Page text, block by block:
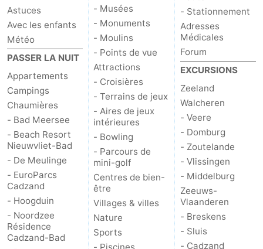
Astuces
Avec les enfants
Météo
PASSER LA NUIT
Appartements
Campings
Chaumières
- Bad Meersee
- Beach Resort
Nieuwvliet-Bad
- De Meulinge
- EuroParcs
Cadzand
- Hoogduin
- Noordzee
Résidence
Cadzand-Bad
- Musées
- Monuments
- Moulins
- Points de vue
Attractions
- Croisières
- Terrains de jeux
- Aires de jeux
intérieures
- Bowling
- Parcours de
mini-golf
Centres de bien-
être
Villages & villes
Nature
Sports
- Stationnement
Adresses
Médicales
Forum
EXCURSIONS
Zeeland
Walcheren
- Veere
- Domburg
- Zoutelande
- Vlissingen
- Middelburg
Zeeuws-
Vlaanderen
- Breskens
- Sluis
- Cadzand